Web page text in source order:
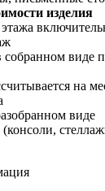
изделия
виде
на
виде